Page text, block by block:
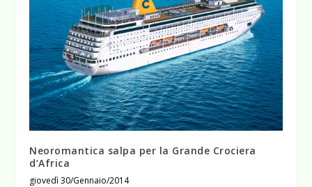
Neoromantica salpa per la Grande Crociera
d’Africa
giovedì 30/Gennaio/2014